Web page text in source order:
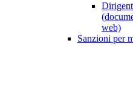
web)
Sanzioni per